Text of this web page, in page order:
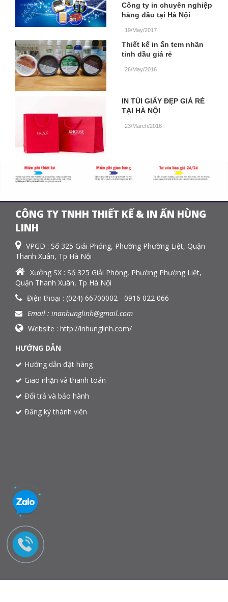
Công ty in chuyên nghiệp
hàng đầu tại Hà Nội
19/May/2017
Thiết kế in ấn tem nhãn
tinh dầu giá rẻ
26/May/2016
IN TÚI GIẤY ĐẸP GIÁ RẺ
TẠI HÀ NỘI
23/March/2016
CÔNG TY TNHH THIẾT KẾ & IN ẤN HÙNG
LINH
VPGD : Số 325 Giải Phóng, Phường Phường Liệt, Quận
Thanh Xuân, Tp Hà Nội
Xưởng SX : Số 325 Giải Phóng, Phường Phường Liệt,
Quận Thanh Xuân, Tp Hà Nội
Điện thoại : (024) 66700002 - 0916 022 066
Email : inanhunglinh@gmail.com
Website : http://inhunglinh.com/
HƯỚNG DẪN
Hướng dẫn đặt hàng
Giao nhận và thanh toán
Đổi trả và bảo hành
Đăng ký thành viên